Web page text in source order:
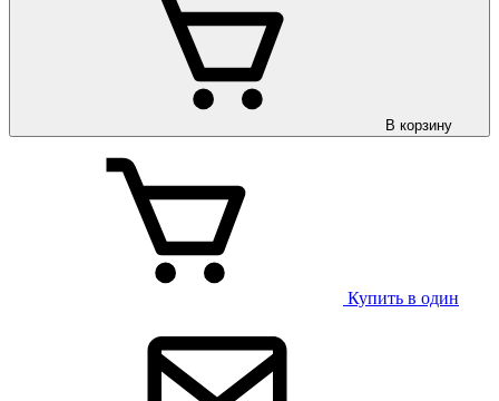
В корзину
Купить в один